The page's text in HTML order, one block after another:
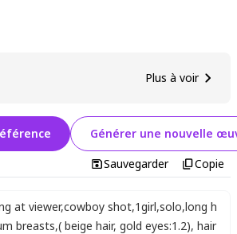
Plus à voir
Générer une nouvelle
Sauvegarder Copie
at viewer,cowboy shot,1girl,solo,long h
breasts,( beige hair, gold eyes:1.2), hair